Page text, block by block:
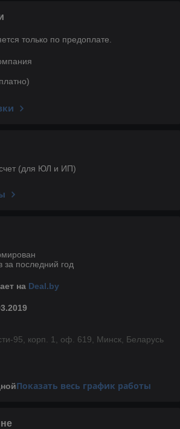
только по предоплате.
(для ЮЛ и ИП)
за последний год
на Deal.by
95, корп. 1, оф. 619, Минск, Беларусь
Показать весь график работы